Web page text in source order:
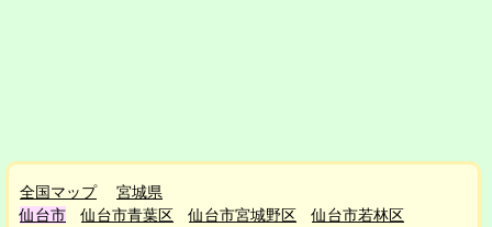
全国マップ
宮城県
仙台市
仙台市青葉区 仙台市宮城野区
仙台市若林区